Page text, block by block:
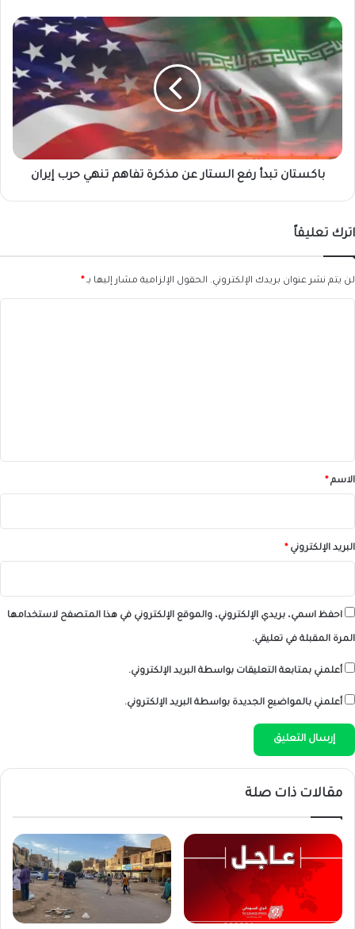
باكستان
تبدأ
رفع
الستار
عن
مذكرة
تنهي
حرب
إيرانباكستان تبدأ رفع الستار عن مذكرة تفاهم تنهي حرب إيران
اترك تعليقاً
لن يتم نشر عنوان بريدك الإلكتروني. الحقول الإلزامية مشار إليها بـ*
*الاسم*
البريد الإلكتروني*
احفظ اسمي، بريدي الإلكتروني، والموقع الإلكتروني في هذا المتصفح لاستخدامها
المرة المقبلة في تعليقي.
أعلمني بمتابعة التعليقات بواسطة البريد الإلكتروني.
أعلمني بالمواضيع الجديدة بواسطة البريد الإلكتروني.
مقالات ذات صلة